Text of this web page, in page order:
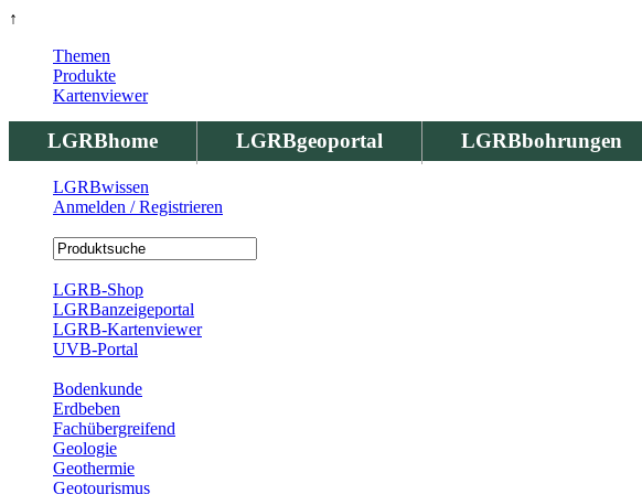
↑
LGRBhome LGRBgeoportal LGRBbohrungen
Themen
Produkte
Kartenviewer
LGRBwissen
Anmelden / Registrieren
LGRB-Shop
LGRBanzeigeportal
LGRB-Kartenviewer
UVB-Portal
Bodenkunde
Erdbeben
Fachübergreifend
Geologie
Geothermie
Geotourismus